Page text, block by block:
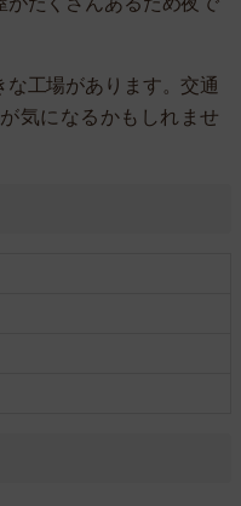
工場があります。交通
気になるかもしれませ